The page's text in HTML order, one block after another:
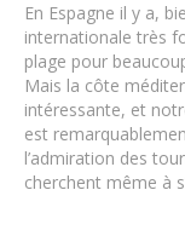
En Espagne il y a,
internationale très
plage pour
Mais la côte
intéressante, et
est
l’admiration des
cherchent même à